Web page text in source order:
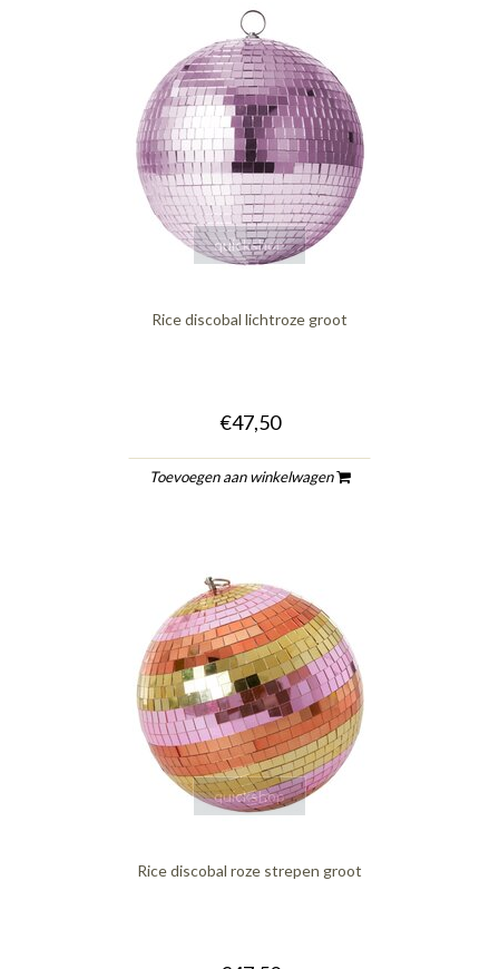
quickshop
Rice discobal lichtroze groot
€47,50
Toevoegen aan winkelwagen
quickshop
Rice discobal roze strepen groot